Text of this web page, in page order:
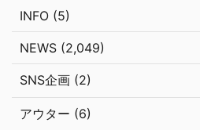
INFO (5)
NEWS (2,049)
SNS企画 (2)
アウター (6)